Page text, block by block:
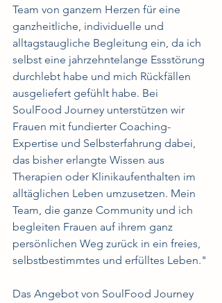
Team von ganzem Herzen für eine
ganzheitliche, individuelle und
alltagstaugliche Begleitung ein, da ich
selbst eine jahrzehntelange Essstörung
durchlebt habe und mich Rückfällen
ausgeliefert gefühlt habe. Bei
SoulFood Journey unterstützen wir
Frauen mit fundierter Coaching-
Expertise und Selbsterfahrung dabei,
das bisher erlangte Wissen aus
Therapien oder Klinikaufenthalten im
alltäglichen Leben umzusetzen. Mein
Team, die ganze Community und ich
begleiten Frauen auf ihrem ganz
persönlichen Weg zurück in ein freies,
selbstbestimmtes und erfülltes Leben."
Das Angebot von SoulFood Journey